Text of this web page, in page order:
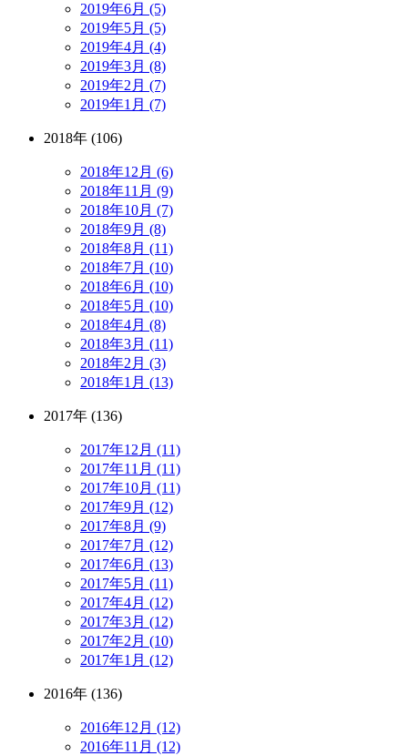
2019年6月 (5)
2019年5月 (5)
2019年4月 (4)
2019年3月 (8)
2019年2月 (7)
2019年1月 (7)
2018年 (106)
2018年12月 (6)
2018年11月 (9)
2018年10月 (7)
2018年9月 (8)
2018年8月 (11)
2018年7月 (10)
2018年6月 (10)
2018年5月 (10)
2018年4月 (8)
2018年3月 (11)
2018年2月 (3)
2018年1月 (13)
2017年 (136)
2017年12月 (11)
2017年11月 (11)
2017年10月 (11)
2017年9月 (12)
2017年8月 (9)
2017年7月 (12)
2017年6月 (13)
2017年5月 (11)
2017年4月 (12)
2017年3月 (12)
2017年2月 (10)
2017年1月 (12)
2016年 (136)
2016年12月 (12)
2016年11月 (12)